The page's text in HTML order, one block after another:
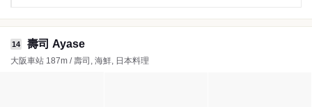
14 壽司 Ayase
大阪車站 187m / 壽司, 海鮮, 日本料理